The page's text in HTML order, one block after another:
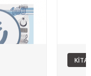
KİTAP